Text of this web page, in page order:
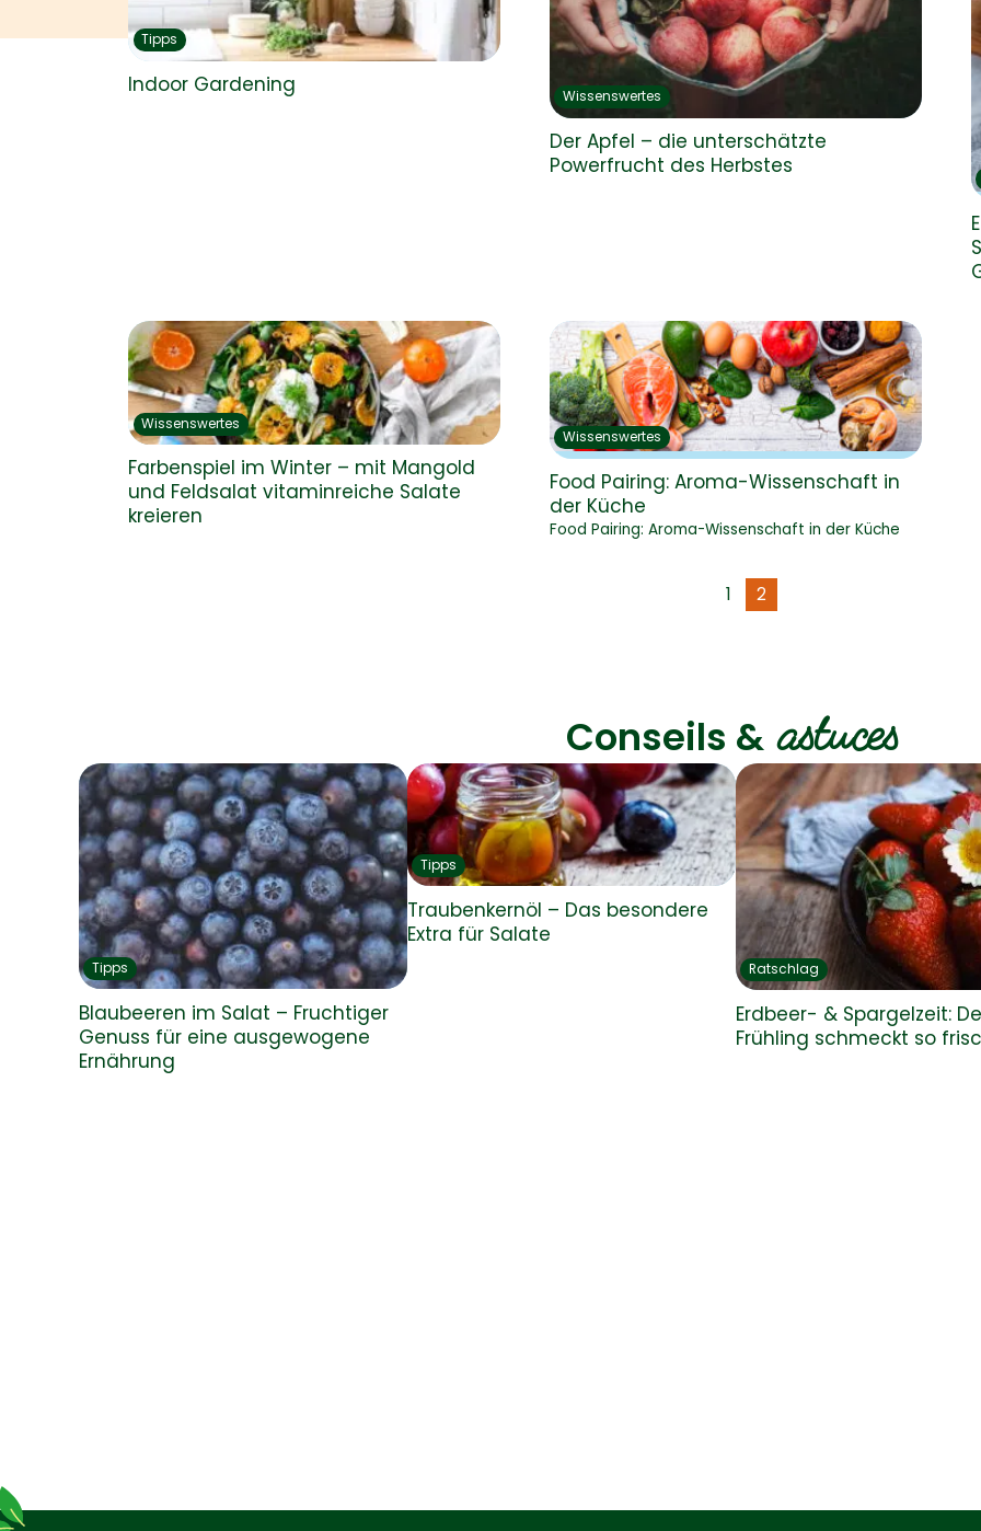
Tipps
Indoor Gardening Wissenswertes
Der Apfel – die unterschätzte
Powerfrucht des Herbstes
Wissenswertes
Farbenspiel im Winter – mit Mangold
und Feldsalat vitaminreiche Salate
kreieren
Wissenswertes
Food Pairing: Aroma-Wissenschaft in
der Küche
Food Pairing: Aroma-Wissenschaft in der Küche
1 2
Conseils & astuces
Tipps
Blaubeeren im Salat – Fruchtiger
Genuss für eine ausgewogene
Ernährung
Tipps
Traubenkernöl – Das besondere
Extra für Salate
Ratschlag
Erdbeer- & Spargelzeit:
Frühling schmeckt so